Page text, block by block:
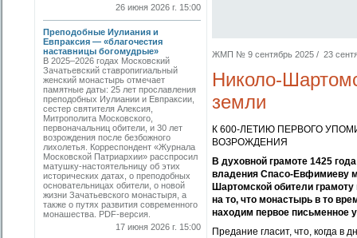
26 июня 2026 г. 15:00
Преподобные Иулиания и
Евпраксия — «благочестия
наставницы богомудрые»
В 2025–2026 годах Московский
Зачатьевский ставропигиальный
женский монастырь отмечает
памятные даты: 25 лет прославления
преподобных Иулиании и Евпраксии,
сестер святителя Алексия,
Митрополита Московского,
первоначальниц обители, и 30 лет
возрождения после безбожного
лихолетья. Корреспондент «Журнала
Московской Патриархии» расспросил
матушку-настоятельницу об этих
исторических датах, о преподобных
основательницах обители, о новой
жизни Зачатьевского монастыря, а
также о путях развития современного
монашества. PDF-версия.
17 июня 2026 г. 15:00
ЖМП № 9 сентябрь 2025 / 23
Николо-
земли
К 600-ЛЕТИЮ ПЕРВОГО
ВОЗРОЖДЕНИЯ
В духовной грамоте 1425
владения Спасо-Евфимиеву
Шартомской обители
на то, что монастырь в то
находим первое письменное
Предание гласит, что, когда в